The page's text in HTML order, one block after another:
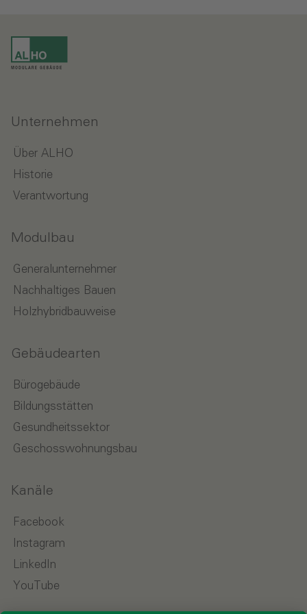
Unternehmen
Über ALHO
Historie
Verantwortung
Modulbau
Generalunternehmer
Nachhaltiges Bauen
Holzhybridbauweise
Gebäudearten
Bürogebäude
Bildungsstätten
Gesundheitssektor
Geschosswohnungsbau
Kanäle
Facebook
Instagram
LinkedIn
YouTube